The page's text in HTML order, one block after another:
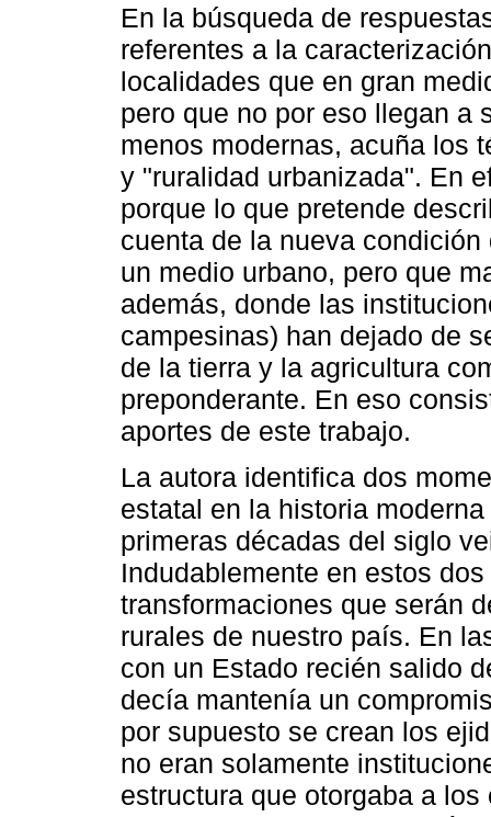
En la búsqueda de
referentes a la
localidades que en gran
pero que no por eso llegan a
menos modernas, acuña los
y "ruralidad urbanizada". En
porque lo que pretende
cuenta de la nueva
un medio urbano, pero que
además, donde las
campesinas) han dejado de
de la tierra y la agricultura
preponderante. En eso
aportes de este trabajo.
La autora identifica dos
estatal en la historia
primeras décadas del siglo
Indudablemente en estos
transformaciones que serán
rurales de nuestro país. En
con un Estado recién salido
decía mantenía un
por supuesto se crean los
no eran solamente
estructura que otorgaba a